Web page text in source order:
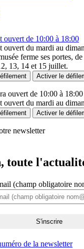
ouvert de 10:00 à 18:00
ouvert du mardi au
ferme ses portes,
13, 14 et 15 juillet.
Activer le
ouvert de 10:00 à 18:00
ouvert du mardi au
Activer le
newsletter
toute
(champ obligatoire
de la newsletter